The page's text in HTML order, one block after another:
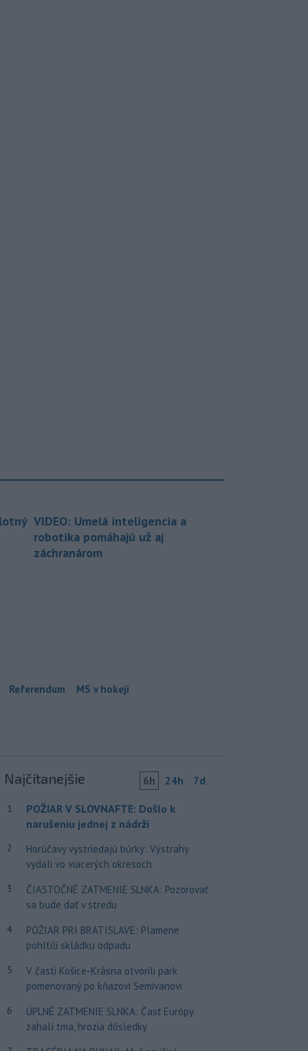
VIDEO: Umelá inteligencia a
robotika pomáhajú už aj
záchranárom
Referendum MS v hokeji
Najčítanejšie 6h 24h 7d
1
POŽIAR V SLOVNAFTE: Došlo k
narušeniu jednej z nádrží
2
Horúčavy vystriedajú búrky: Výstrahy
vydali vo viacerých okresoch
3
ČIASTOČNÉ ZATMENIE SLNKA: Pozorovať
sa bude dať v stredu
4
POŽIAR PRI BRATISLAVE: Plamene
pohltili skládku odpadu
5
V časti Košice-Krásna otvorili park
pomenovaný po kňazovi Semivanovi
6
ÚPLNÉ ZATMENIE SLNKA: Časť Európy
zahalí tma, hrozia dôsledky